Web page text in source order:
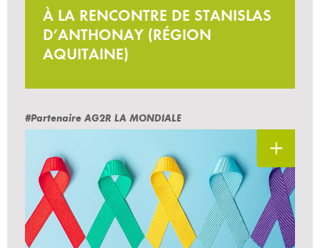
À LA RENCONTRE DE STANISLAS
D’ANTHONAY (RÉGION
AQUITAINE)
#Partenaire AG2R LA MONDIALE